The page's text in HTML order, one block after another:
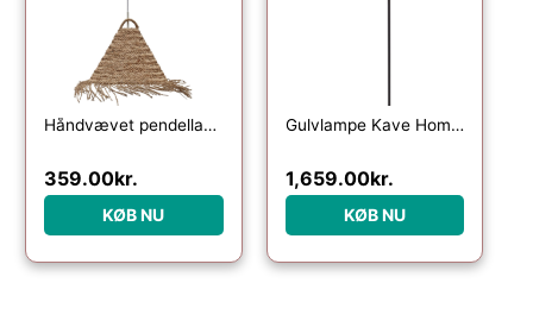
Håndvævet pendellampe Kave Home Fonteta natur Ø40 cm
359.00kr.
KØB NU
Gulvlampe Kave Home Urania – rustik kolonial jern- og rattanlampe Ø61 x H154 cm
1,659.00kr.
KØB NU